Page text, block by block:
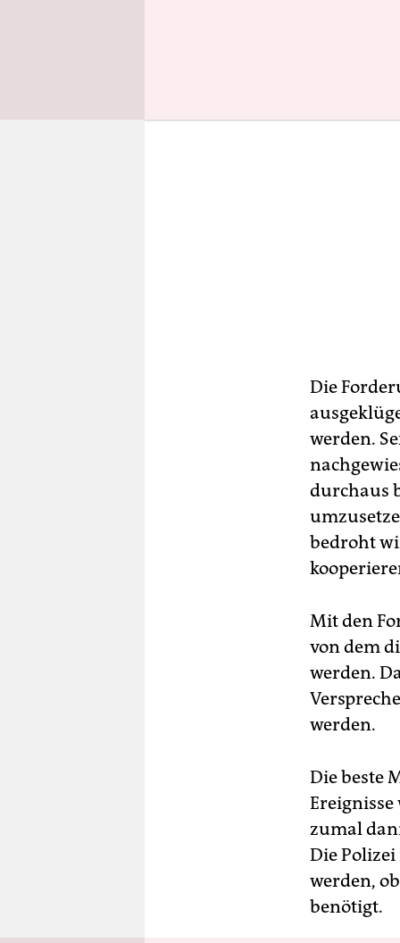
Die
werden.
durchaus
bedroht
Mit den
von dem
werden.
werden.
Die beste
zumal
Die
werden,
benötigt.